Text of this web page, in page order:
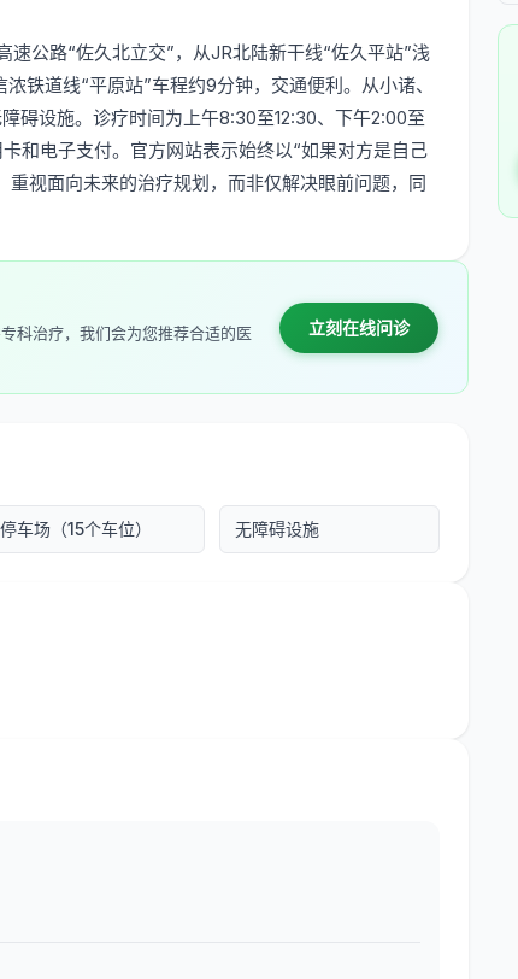
公路“佐久北立交”，从JR北陆新干线“佐久平站”浅
铁道线“平原站”车程约9分钟，交通便利。从小诸、
碍设施。诊疗时间为上午8:30至12:30、下午2:00至
和电子支付。官方网站表示始终以“如果对方是自己
视面向未来的治疗规划，而非仅解决眼前问题，同
科治疗，我们会为您推荐合适的医
立刻在线问诊
停车场（15个车位） 无障碍设施